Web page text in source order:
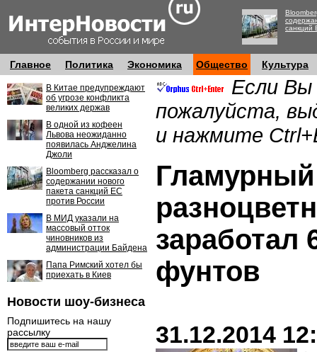
санкций
Главное Политика Экономика Общество Культура
В Китае предупреждают
об угрозе конфликта
великих держав
В одной из кофеен
Львова неожиданно
появилась Анджелина
Джоли
Bloomberg рассказал о
содержании нового
пакета санкций ЕС
против России
В МИД указали на
массовый отток
чиновников из
администрации Байдена
Папа Римский хотел бы
приехать в Киев
Новости шоу-бизнеса
Подпишитесь на нашу
рассылку
Если Вы
пожалуйста,
и нажмите
Гламурный
заработал
фунтов
31.12.2014